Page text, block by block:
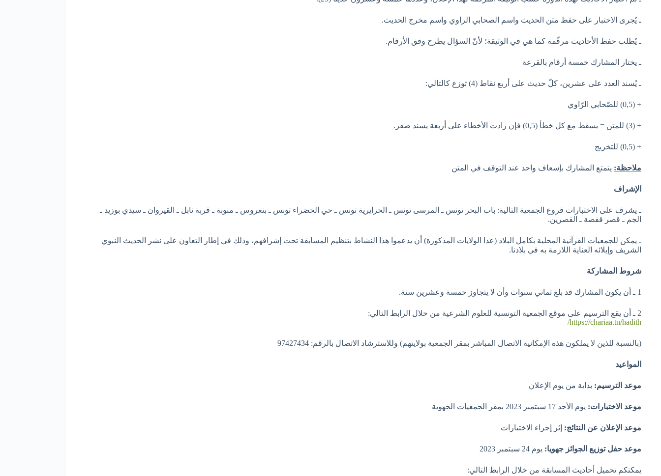
ـ يُجرى الاختبار على حفظ متن الحديث واسم الصحابي الراوي واسم مخرج الحديث.
ـ يُطلب حفظ الأحاديث مرقّمة كما هي في الوثيقة؛ لأنّ السؤال يطرح وفق الأرقام.
ـ يختار المشارك خمسة أرقام بالقرعة
ـ يُسند العدد على عشرين، كلّ حديث على أربع نقاط (4) توزع كالتالي:
+ (0,5) للصّحابي الرّاوي
+ (3) للمتن = يسقط مع كل خطأ (0,5) فإن زادت الأخطاء على أربعة يسند صفر.
+ (0,5) للتخريج
ملاحظة: يتمتع المشارك بإسعاف واحد عند التوقف في المتن
الإشراف
ـ يشرف على الاختبارات فروع الجمعية التالية: باب البحر تونس ـ المرسى تونس ـ الحرايرية تونس ـ حي الخضراء تونس ـ بنعروس ـ منوبة ـ قربة نابل ـ القيروان ـ سيدي بوزيد ـ
الجم ـ قصر قفصة ـ القصرين.
ـ يمكن للجمعيات القرآنية المحلية بكامل البلاد (عدا الولايات المذكورة) أن يدعموا هذا النشاط بتنظيم المسابقة تحت إشرافهم، وذلك في إطار التعاون على نشر الحديث النبوي
الشريف وإيلائه العناية اللازمة به في بلادنا.
شروط المشاركة
1 ـ أن يكون المشارك قد بلغ ثماني سنوات وأن لا يتجاوز خمسة وعشرين سنة.
2 ـ أن يقع الترسيم على موقع الجمعية التونسية للعلوم الشرعية من خلال الرابط التالي:
https://chariaa.tn/hadith/
(بالنسبة للذين لا يملكون هذه الإمكانية الاتصال المباشر بمقر الجمعية بولايتهم) وللاسترشاد الاتصال بالرقم: 97427434
المواعيد
موعد الترسيم: بداية من يوم الإعلان
موعد الاختبارات: يوم الأحد 17 سبتمبر 2023 بمقر الجمعيات الجهوية
موعد الإعلان عن النتائج: إثر إجراء الاختبارات
موعد حفل توزيع الجوائز جهويا: يوم 24 سبتمبر 2023
يمكنكم تحميل أحاديث المسابقة من خلال الرابط التالي: